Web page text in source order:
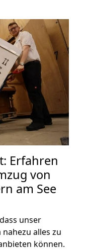
Erfahren
von
am See
unser
alles zu
können.